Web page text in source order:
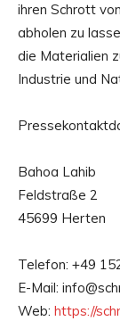
ihren Schrott
abholen zu
die Materialien
Industrie und
Bahoa Lahib
Feldstraße 2
45699 Herten
Telefon: +49
E-Mail:
Web: https://